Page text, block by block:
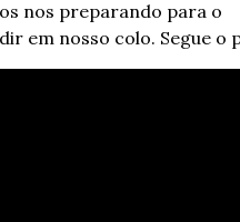
nos preparando para o
em nosso colo. Segue o